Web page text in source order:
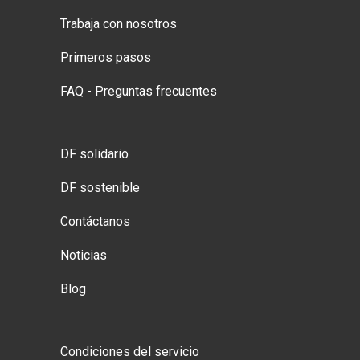
Trabaja con nosotros
Primeros pasos
FAQ - Preguntas frecuentes
DF solidario
DF sostenible
Contáctanos
Noticias
Blog
Condiciones del servicio